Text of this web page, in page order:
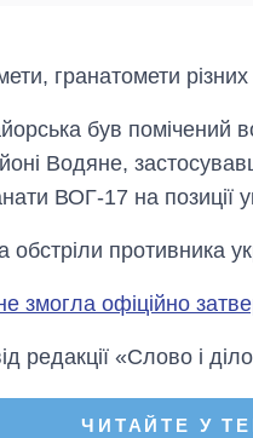
гранатомети
був помічений
Водяне,
ВОГ-17 на позиції
противника
змогла офіційно
редакції «Слово і
ЧИТАЙТЕ У